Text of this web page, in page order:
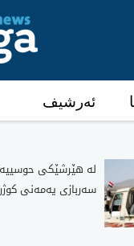
ئەرشیف
سەربازی یەمەنی